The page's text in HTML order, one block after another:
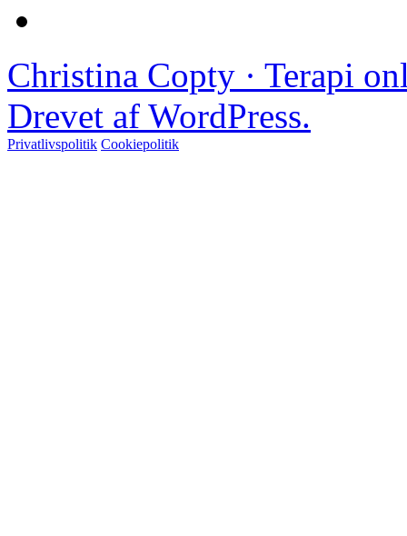
Christina Copty · Terapi
Drevet af WordPress.
Privatlivspolitik Cookiepolitik